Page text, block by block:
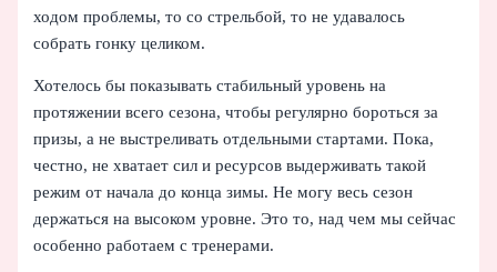
ходом проблемы, то со стрельбой, то не удавалось
собрать гонку целиком.
Хотелось бы показывать стабильный уровень на
протяжении всего сезона, чтобы регулярно бороться за
призы, а не выстреливать отдельными стартами. Пока,
честно, не хватает сил и ресурсов выдерживать такой
режим от начала до конца зимы. Не могу весь сезон
держаться на высоком уровне. Это то, над чем мы сейчас
особенно работаем с тренерами.